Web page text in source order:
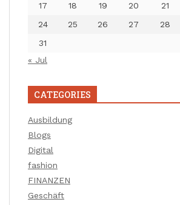
17
18 19 20 21
24
25 26 27 28
31
« Jul
CATEGORIES
Ausbildung
Blogs
Digital
fashion
FINANZEN
Geschäft